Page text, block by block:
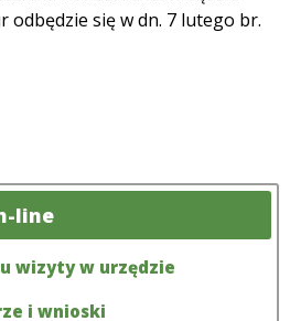
odbędzie się w dn. 7 lutego br.
line
wizyty w urzędzie
i wnioski